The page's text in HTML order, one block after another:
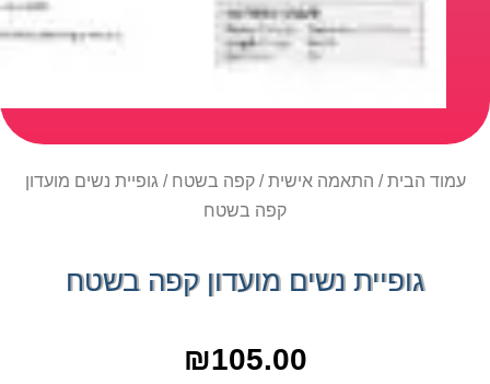
עמוד הבית/ התאמה אישית/קפה בשטח / גופיית נשים מועדון
קפה בשטח
גופיית נשים מועדון קפה בשטח
₪105.00